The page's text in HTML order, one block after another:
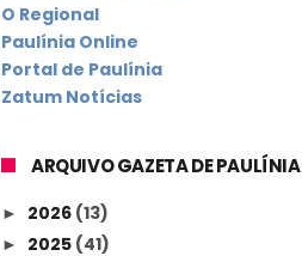
O Regional
Paulínia Online
Portal de Paulínia
Zatum Notícias
ARQUIVO GAZETA DE PAULÍNIA
► 2026 (13)
► 2025 (41)